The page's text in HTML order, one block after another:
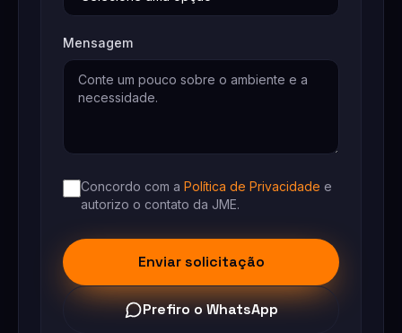
Mensagem
Concordo com a Política de Privacidade e
autorizo o contato da JME.
Enviar solicitação
Prefiro o WhatsApp